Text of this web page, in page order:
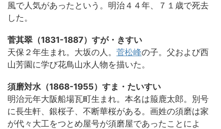
風で人気があったという。明治４４年、７１歳で死去
した。
菅其翠（1831-1887）すが・きすい
天保２年生まれ。大坂の人。 菅松峰の子。父および西
山芳園に学び花鳥山水人物を描いた。
須磨対水（1868-1955）すま・たいすい
明治元年大阪船場瓦町生まれ。本名は箙鹿太郎。別号
に長生軒、銀桜子、不断華桜がある。画姓の須磨は家
が代々大工をつとめ屋号が須磨屋であったことによ